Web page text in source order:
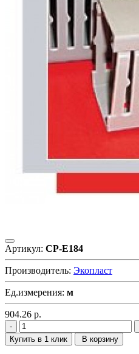
Артикул: CP-E184
Производитель: Экопласт
Ед.измерения: м
904.26 р.
Купить в 1 клик В корзину